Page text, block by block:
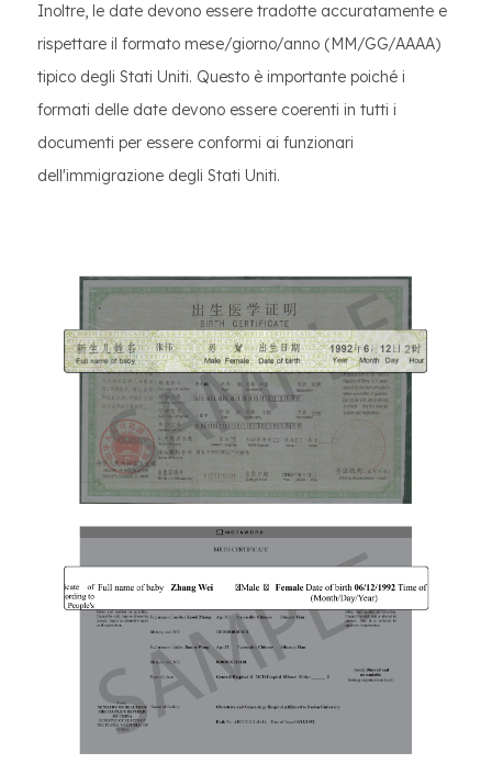
Inoltre, le date devono essere tradotte accuratamente e
rispettare il formato mese/giorno/anno (MM/GG/AAAA)
tipico degli Stati Uniti. Questo è importante poiché i
formati delle date devono essere coerenti in tutti i
documenti per essere conformi ai funzionari
dell'immigrazione degli Stati Uniti.